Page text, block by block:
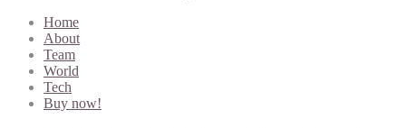
Home
About
Team
World
Tech
Buy now!